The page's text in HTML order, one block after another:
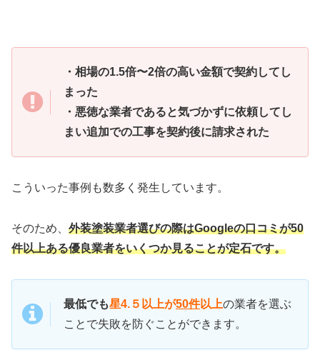
・相場の1.5倍〜2倍の高い金額で契約してし
まった
・悪徳な業者であると気づかずに依頼してし
まい追加での工事を契約後に請求された
こういった事例も数多く発生しています。
そのため、 外装塗装業者選びの際はGoogleの口コミが50
件以上ある優良業者をいくつか見ることが定石です。
最低でも星4.５以上が50件以上の業者を選ぶ
ことで失敗を防ぐことができます。